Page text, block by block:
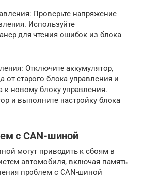
Проверьте напряжение
Используйте
для чтения ошибок из блока
Отключите аккумулятор,
от старого блока управления и
к новому блоку управления.
и выполните настройку блока
с CAN-шиной
могут приводить к сбоям в
автомобиля, включая память
проблем с CAN-шиной